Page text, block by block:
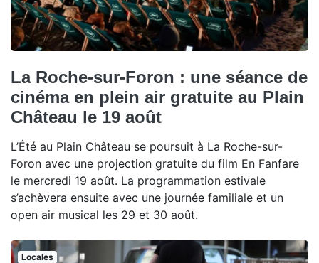
La Roche-sur-Foron : une séance de
cinéma en plein air gratuite au Plain
Château le 19 août
L’Été au Plain Château se poursuit à La Roche-sur-
Foron avec une projection gratuite du film En Fanfare
le mercredi 19 août. La programmation estivale
s’achèvera ensuite avec une journée familiale et un
open air musical les 29 et 30 août.
Locales